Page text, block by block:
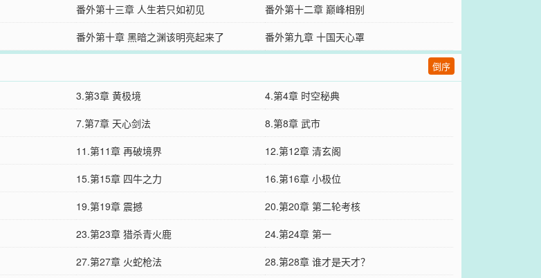
番外第十三章 人生若只如初见
番外第十二章 巅峰相别
番外第十章 黑暗之渊该明亮起来了 番外第九章 十国天心罩
倒序
3.第3章 黄极境
4.第4章 时空秘典
7.第7章 天心剑法
8.第8章 武市
11.第11章 再破境界
12.第12章 清玄阁
15.第15章 四牛之力
16.第16章 小极位
19.第19章 震撼
20.第20章 第二轮考核
23.第23章 猎杀青火鹿
24.第24章 第一
27.第27章 火蛇枪法
28.第28章 谁才是天才？